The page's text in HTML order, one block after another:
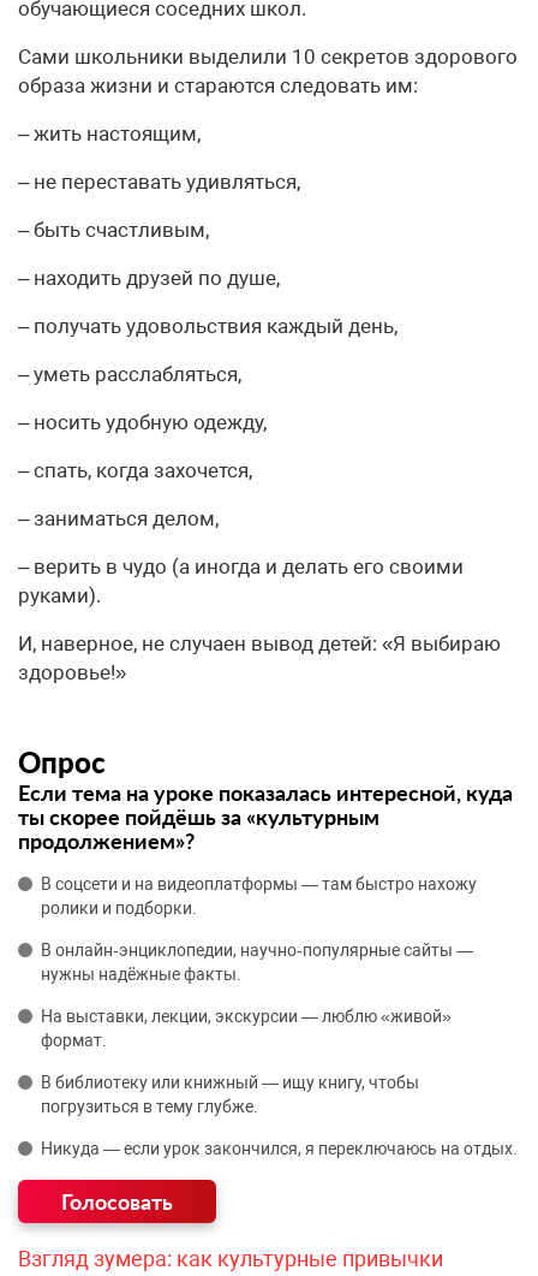
обучающиеся соседних школ.
Сами школьники выделили 10 секретов здорового
образа жизни и стараются следовать им:
– жить настоящим,
– не переставать удивляться,
– быть счастливым,
– находить друзей по душе,
– получать удовольствия каждый день,
– уметь расслабляться,
– носить удобную одежду,
– спать, когда захочется,
– заниматься делом,
– верить в чудо (а иногда и делать его своими
руками).
И, наверное, не случаен вывод детей: «Я выбираю
здоровье!»
Опрос
Если тема на уроке показалась интересной, куда
ты скорее пойдёшь за «культурным
продолжением»?
В соцсети и на видеоплатформы — там быстро нахожу
ролики и подборки.
В онлайн‑энциклопедии, научно‑популярные сайты —
нужны надёжные факты.
На выставки, лекции, экскурсии — люблю «живой»
формат.
В библиотеку или книжный — ищу книгу, чтобы
погрузиться в тему глубже.
Никуда — если урок закончился, я переключаюсь на отдых.
Взгляд зумера: как культурные привычки